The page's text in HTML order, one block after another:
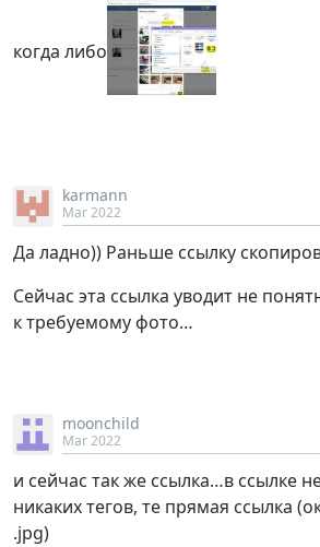
когда либо
karmann
Mar 2022
Да ладно)) Раньше ссылку
Сейчас эта ссылка уводит не
к требуемому фото…
moonchild
Mar 2022
и сейчас так же ссылка…в ссылке
никаких тегов, те прямая ссылка
.jpg)